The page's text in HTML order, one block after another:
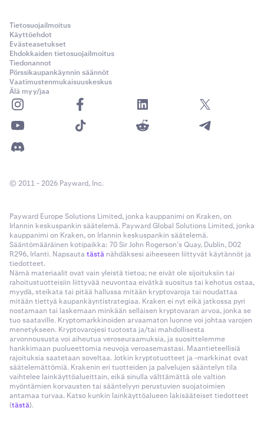
Tietosuojailmoitus
Käyttöehdot
Evästeasetukset
Ehdokkaiden tietosuojailmoitus
Tiedonannot
Pörssikaupankäynnin säännöt
Vaatimustenmukaisuuskeskus
Älä myy/jaa
© 2011 - 2026 Payward, Inc.
Payward Europe Solutions Limited, jonka kauppanimi on Kraken, on
Irlannin keskuspankin säätelemä. Payward Global Solutions Limited, jonka
kauppanimi on Kraken, on Irlannin keskuspankin säätelemä.
Sääntömääräinen kotipaikka: 70 Sir John Rogerson’s Quay, Dublin, D02
R296, Irlanti. Napsautatästä nähdäksesi aiheeseen liittyvät käytännöt ja
tiedotteet.
Nämä materiaalit ovat vain yleistä tietoa; ne eivät ole sijoituksiin tai
rahoitustuotteisiin liittyvää neuvontaa eivätkä suositus tai kehotus ostaa,
myydä, steikata tai pitää hallussa mitään kryptovaroja tai noudattaa
mitään tiettyä kaupankäyntistrategiaa. Kraken ei nyt eikä jatkossa pyri
nostamaan tai laskemaan minkään sellaisen kryptovaran arvoa, jonka se
tuo saataville. Kryptomarkkinoiden arvaamaton luonne voi johtaa varojen
menetykseen. Kryptovarojesi tuotosta ja/tai mahdollisesta
arvonnoususta voi aiheutua veroseuraamuksia, ja suosittelemme
hankkimaan puolueettomia neuvoja veroasemastasi. Maantieteellisiä
rajoituksia saatetaan soveltaa. Jotkin kryptotuotteet ja -markkinat ovat
säätelemättömiä. Krakenin eri tuotteiden ja palvelujen sääntelyn tila
vaihtelee lainkäyttöalueittain, eikä sinulla välttämättä ole valtion
myöntämien korvausten tai sääntelyyn perustuvien suojatoimien
antamaa turvaa. Katso kunkin lainkäyttöalueen lakisääteiset tiedotteet
(tästä).